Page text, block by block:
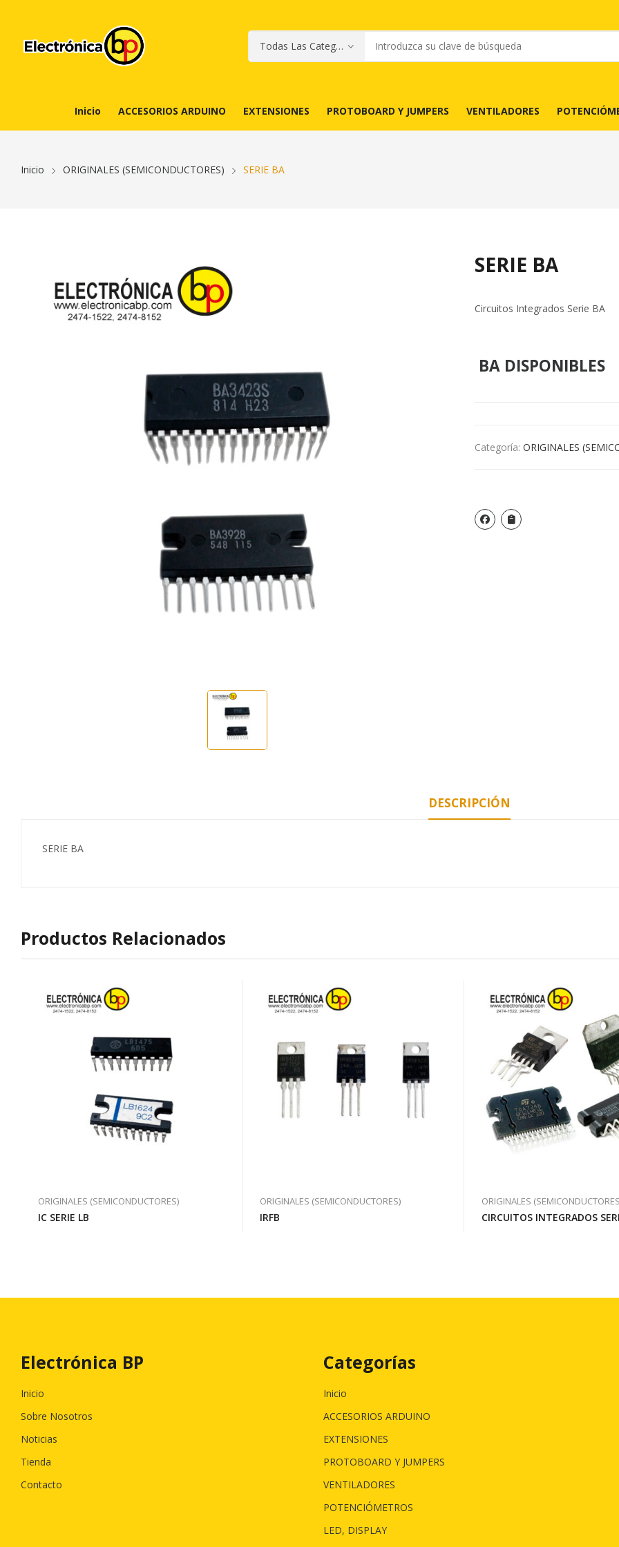
Inicio ACCESORIOS ARDUINO EXTENSIONES PROTOBOARD Y JUMPERS VENTILADORES
Inicio ORIGINALES (SEMICONDUCTORES) SERIE BA
SERIE BA
Circuitos Integrados Serie BA
BA DISPONIBLES
Categoría: ORIGINALES
DESCRIPCIÓN
SERIE BA
Productos Relacionados
ORIGINALES (SEMICONDUCTORES)
IC SERIE LB
ORIGINALES (SEMICONDUCTORES)
IRFB
ORIGINALES
CIRCUITOS INTEGRADOS
Electrónica BP
Inicio
Sobre Nosotros
Noticias
Tienda
Contacto
Categorías
Inicio
ACCESORIOS ARDUINO
EXTENSIONES
PROTOBOARD Y JUMPERS
VENTILADORES
POTENCIÓMETROS
LED, DISPLAY